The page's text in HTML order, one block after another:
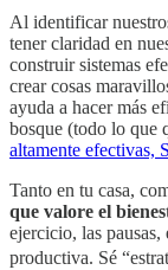
Al identificar
tener claridad en
construir sistemas
crear cosas
ayuda a hacer más
bosque (todo lo que
altamente efectivas,
Tanto en tu casa,
que valore el
ejercicio, las
productiva. Sé